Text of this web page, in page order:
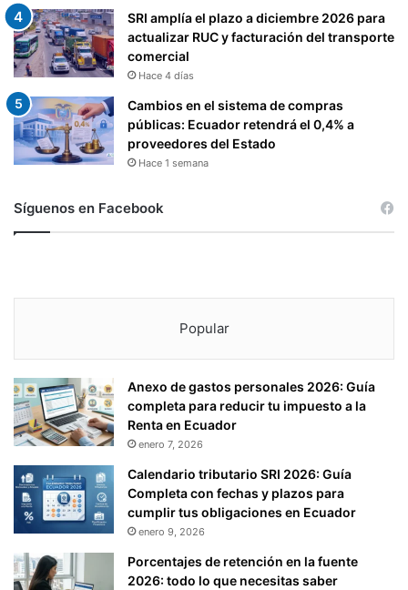
SRI amplía el plazo a diciembre 2026 para
actualizar RUC y facturación del transporte
comercial
Hace 4 días
Cambios en el sistema de compras
públicas: Ecuador retendrá el 0,4% a
proveedores del Estado
Hace 1 semana
Síguenos en Facebook
Popular
Anexo de gastos personales 2026: Guía
completa para reducir tu impuesto a la
Renta en Ecuador
enero 7, 2026
Calendario tributario SRI 2026: Guía
Completa con fechas y plazos para
cumplir tus obligaciones en Ecuador
enero 9, 2026
Porcentajes de retención en la fuente
2026: todo lo que necesitas saber